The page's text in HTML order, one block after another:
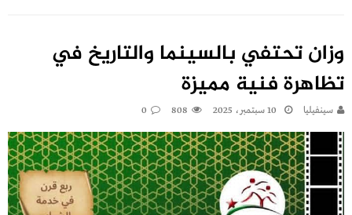
وزان تحتفي بالسينما والتاريخ في
تظاهرة فنية مميزة
سينفيليا 10 سبتمبر، 2025 808
0